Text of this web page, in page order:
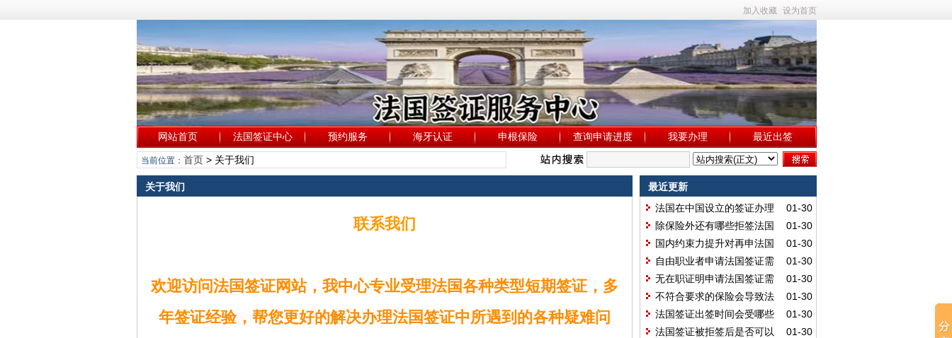
加入收藏 设为首页
网站首页 法国签证中心 预约服务 海牙认证 申根保险 查询申请进度 我要办理 最近出签
当前位置： 首页> 关于我们
关于我们
联系我们
欢迎访问法国签证网站，我中心专业受理法国各种类型短期签证，多
年签证经验，帮您更好的解决办理法国签证中所遇到的各种疑难问
最近更新
01-30
法国在中国设立的签证办理
领区有 15 个吗？
01-30
除保险外还有哪些拒签法国
签证的原因？
01-30
国内约束力提升对再申法国
签证有用吗？
01-30
自由职业者申请法国签证需
仔细核对材料吗？
01-30
无在职证明申请法国签证需
补充哪些材料呢？
01-30
不符合要求的保险会导致法
国签证拒签吗？
01-30
法国签证出签时间会受哪些
因素影响呢？
01-30
法国签证被拒签后是否可以